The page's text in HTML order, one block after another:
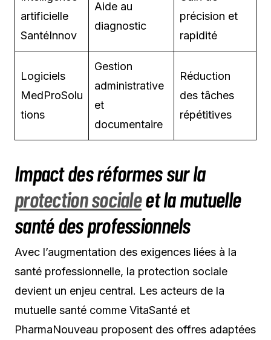
artificielle
SantéInnov
Aide au
diagnostic
précision et
rapidité
Logiciels
MedProSolu
tions
Gestion
administrative
et
documentaire
Réduction
des tâches
répétitives
Impact des réformes sur la
protection socialeet la mutuelle
santé des professionnels
Avec l’augmentation des exigences liées à la
santé professionnelle, la protection sociale
devient un enjeu central. Les acteurs de la
mutuelle santé comme VitaSanté et
PharmaNouveau proposent des offres adaptées